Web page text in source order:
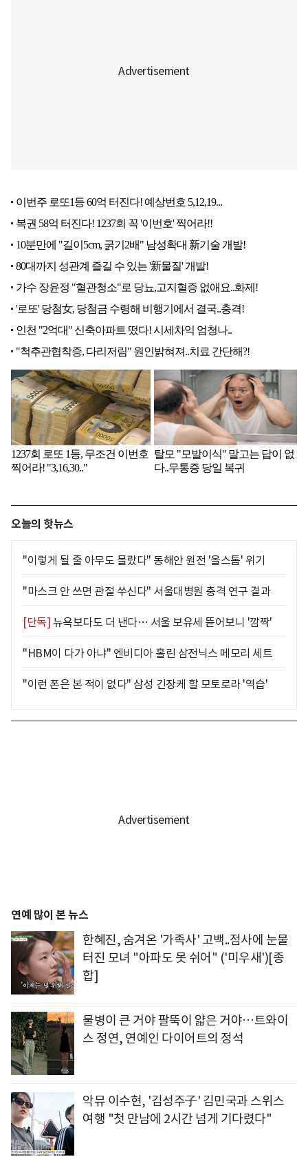
오늘의 핫뉴스
"이렇게 될 줄 아무도 몰랐다" 동해안 원전 '올스톱' 위기
"마스크 안 쓰면 관절 쑤신다" 서울대병원 충격 연구 결과
[단독] 뉴욕보다도 더 낸다… 서울 보유세 뜯어보니 '깜짝'
"HBM이 다가 아냐" 엔비디아 홀린 삼전닉스 메모리 세트
"이런 폰은 본 적이 없다" 삼성 긴장케 할 모토로라 '역습'
연예 많이 본 뉴스
한혜진, 숨겨온 '가족사' 고백..점사에 눈물
터진 모녀 "아파도 못 쉬어" ('미우새')[종
합]
물병이 큰 거야 팔뚝이 얇은 거야…트와이
스 정연, 연예인 다이어트의 정석
악뮤 이수현, '김성주子' 김민국과 스위스
여행 "첫 만남에 2시간 넘게 기다렸다"